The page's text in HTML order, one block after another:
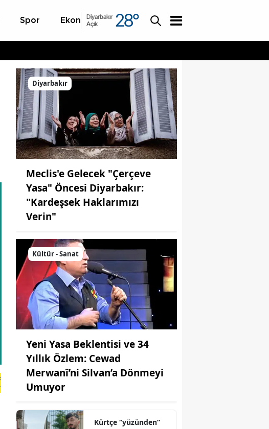
Spor Ekonomi Asayiş
Diyarbakır
Açık
28°
Diyarbakır
Meclis'e Gelecek "Çerçeve
Yasa" Öncesi Diyarbakır:
"Kardeşsek Haklarımızı
Verin"
Kültür - Sanat
Yeni Yasa Beklentisi ve 34
Yıllık Özlem: Cewad
Merwanî’ni Silvan’a Dönmeyi
Umuyor
Kürtçe “yüzünden”